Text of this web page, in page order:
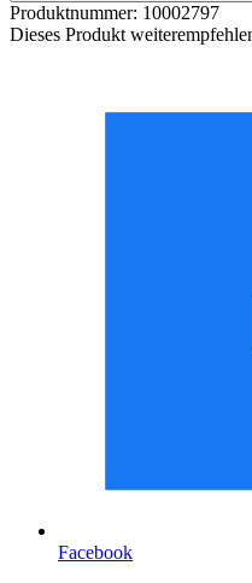
Produktnummer: 10002797
Dieses Produkt
Facebook